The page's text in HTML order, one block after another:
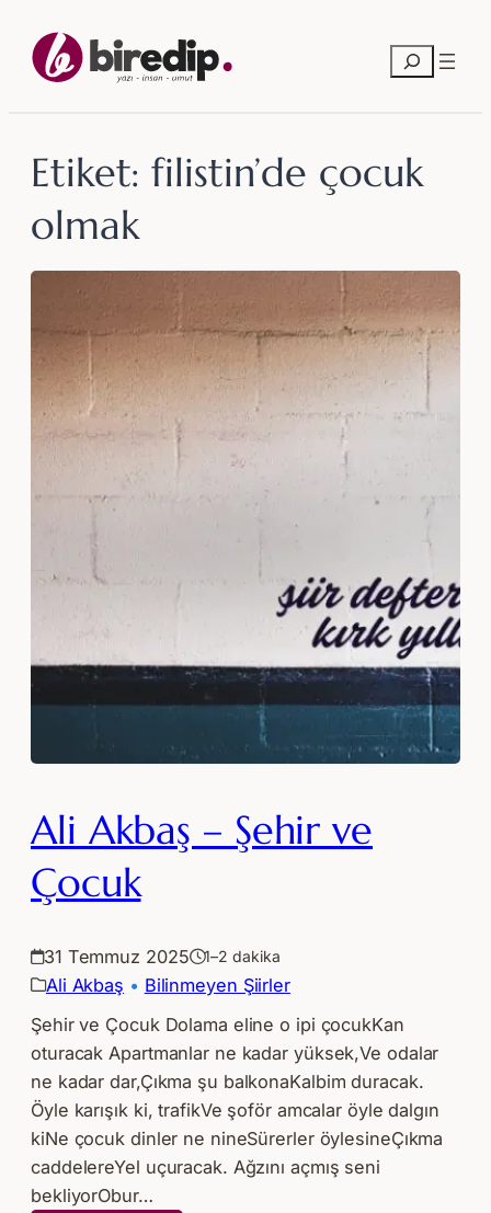
geç
Ara
Etiket:filistin’de çocuk
olmak
Ali Akbaş – Şehir ve
Çocuk
31 Temmuz 2025 1–2 dakika
Ali Akbaş • Bilinmeyen Şiirler
Şehir ve Çocuk Dolama eline o ipi çocukKan
oturacak Apartmanlar ne kadar yüksek,Ve odalar
ne kadar dar,Çıkma şu balkonaKalbim duracak.
Öyle karışık ki, trafikVe şoför amcalar öyle dalgın
kiNe çocuk dinler ne nineSürerler öylesineÇıkma
caddelereYel uçuracak. Ağzını açmış seni
bekliyorObur…